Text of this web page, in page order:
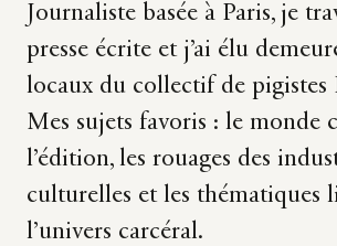
Journaliste basée à Paris, je
presse écrite et j’ai élu
locaux du collectif de pigistes
Mes sujets favoris : le monde
l’édition, les rouages des
culturelles et les thématiques
l’univers carcéral.